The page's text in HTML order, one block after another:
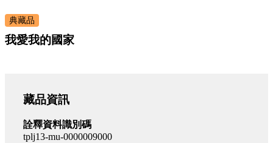
典藏品
我愛我的國家
藏品資訊
詮釋資料識別碼
tplj13-mu-0000009000